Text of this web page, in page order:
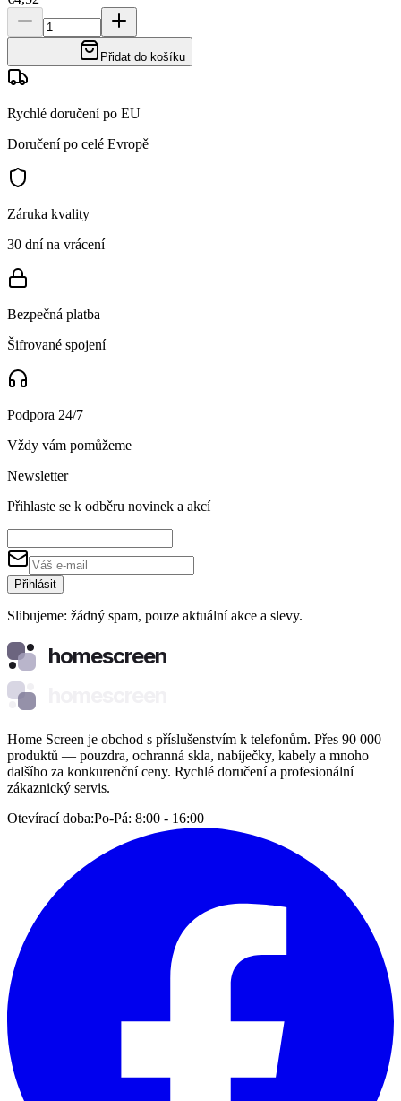
Přidat do košíku
Rychlé doručení po EU
Doručení po celé Evropě
Záruka kvality
30 dní na vrácení
Bezpečná platba
Šifrované spojení
Podpora 24/7
Vždy vám pomůžeme
Newsletter
Přihlaste se k odběru novinek a akcí
Přihlásit
Slibujeme: žádný spam, pouze aktuální akce a slevy.
homescreen
Home Screen je obchod s příslušenstvím k telefonům. Přes 90 000
produktů — pouzdra, ochranná skla, nabíječky, kabely a mnoho
dalšího za konkurenční ceny. Rychlé doručení a profesionální
zákaznický servis.
Otevírací doba:Po-Pá: 8:00 - 16:00